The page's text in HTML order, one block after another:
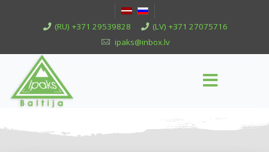
(RU) +371 29539828
(LV) +371 27075716
ipaks@inbox.lv